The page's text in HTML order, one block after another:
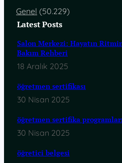
Genel (50.229)
Latest Posts
Salon Merkezi: Hayatın
Bakım Rehberi
18 Aralık 2025
öğretmen sertifikası
30 Nisan 2025
öğretmen sertifika
30 Nisan 2025
öğretici belgesi